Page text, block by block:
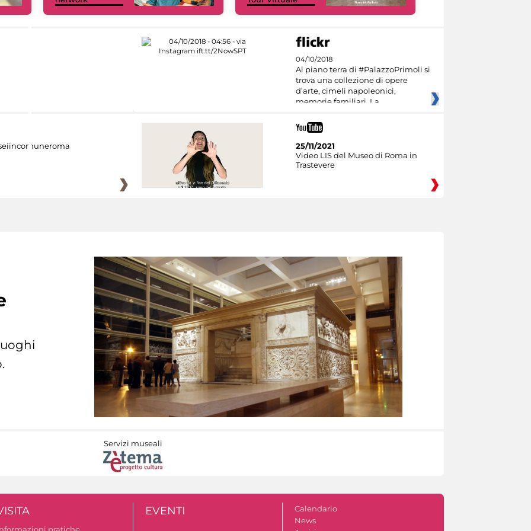
04/10/2018
Al piano terra di #PalazzoPrimoli si
trova una collezione di opere
d’arte, cimeli napoleonici,
memorie familiari. La
25/11/2021
Video LIS del Museo di Roma in
Trastevere
Servizi museali
pratiche
EVENTI
Calendario
News